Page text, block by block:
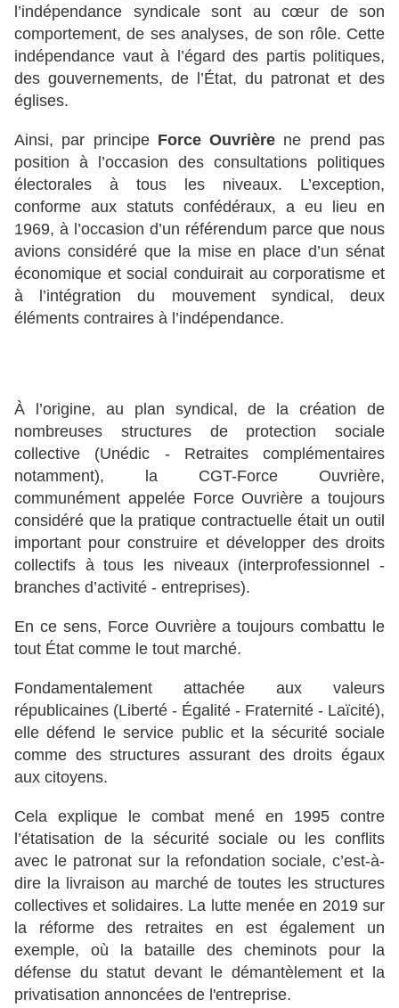
l’indépendance syndicale sont au cœur de son
comportement, de ses analyses, de son rôle. Cette
indépendance vaut à l’égard des partis politiques,
des gouvernements, de l’État, du patronat et des
églises.
Ainsi, par principe Force Ouvrière ne prend pas
position à l’occasion des consultations politiques
électorales à tous les niveaux. L’exception,
conforme aux statuts confédéraux, a eu lieu en
1969, à l’occasion d’un référendum parce que nous
avions considéré que la mise en place d’un sénat
économique et social conduirait au corporatisme et
à l’intégration du mouvement syndical, deux
éléments contraires à l’indépendance.
À l’origine, au plan syndical, de la création de
nombreuses structures de protection sociale
collective (Unédic - Retraites complémentaires
notamment), la CGT-Force Ouvrière,
communément appelée Force Ouvrière a toujours
considéré que la pratique contractuelle était un outil
important pour construire et développer des droits
collectifs à tous les niveaux (interprofessionnel -
branches d’activité - entreprises).
En ce sens, Force Ouvrière a toujours combattu le
tout État comme le tout marché.
Fondamentalement attachée aux valeurs
républicaines (Liberté - Égalité - Fraternité - Laïcité),
elle défend le service public et la sécurité sociale
comme des structures assurant des droits égaux
aux citoyens.
Cela explique le combat mené en 1995 contre
l’étatisation de la sécurité sociale ou les conflits
avec le patronat sur la refondation sociale, c’est-à-
dire la livraison au marché de toutes les structures
collectives et solidaires. La lutte menée en 2019 sur
la réforme des retraites en est également un
exemple, où la bataille des cheminots pour la
défense du statut devant le démantèlement et la
privatisation annoncées de l'entreprise.